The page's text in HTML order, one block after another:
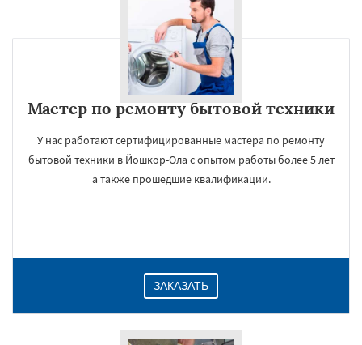
Мастер по ремонту бытовой техники
У нас работают сертифицированные мастера по ремонту
бытовой техники в Йошкор-Ола с опытом работы более 5 лет
а также прошедшие квалификации.
ЗАКАЗАТЬ